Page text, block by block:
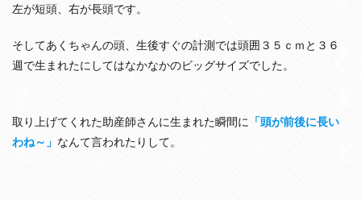
の
左が短頭、右が長頭です。
そしてあくちゃんの頭、生後すぐの計測では頭囲３５ｃｍと３６
週で生まれたにしてはなかなかのビッグサイズでした。
取り上げてくれた助産師さんに生まれた瞬間に 「頭が前後に長い
わね～」 なんて言われたりして。